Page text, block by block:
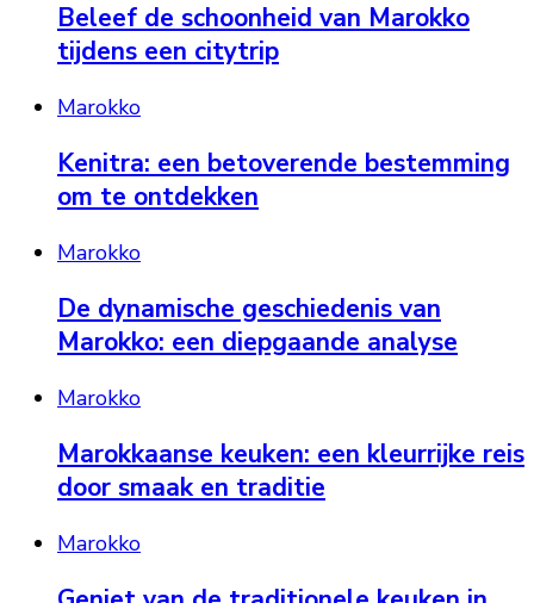
Beleef de schoonheid van Marokko
tijdens een citytrip
Marokko
Kenitra: een betoverende bestemming
om te ontdekken
Marokko
De dynamische geschiedenis van
Marokko: een diepgaande analyse
Marokko
Marokkaanse keuken: een kleurrijke reis
door smaak en traditie
Marokko